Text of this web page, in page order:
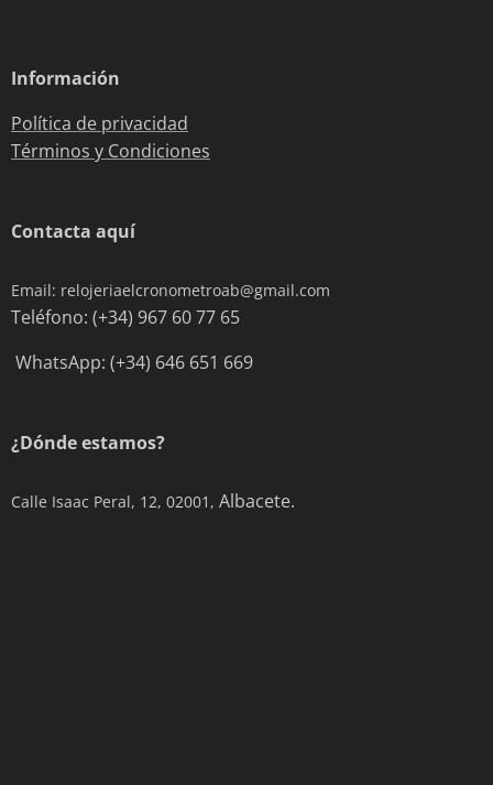
Información
Política de privacidad
Términos y Condiciones
Contacta aquí
Email: relojeriaelcronometroab@gmail.com
Teléfono: (+34) 967 60 77 65
WhatsApp: (+34) 646 651 669
¿Dónde estamos?
Calle Isaac Peral, 12, 02001, Albacete.